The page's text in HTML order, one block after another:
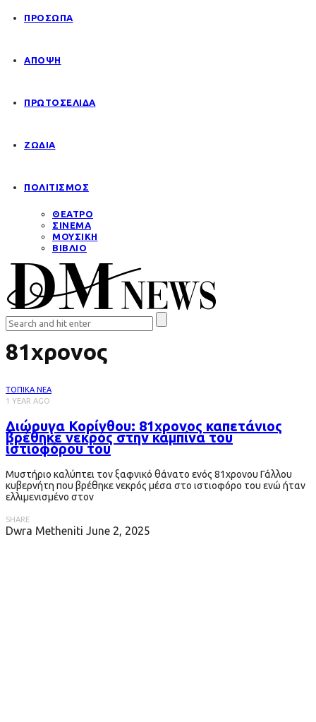
ΠΡΟΣΩΠΑ
ΑΠΟΨΗ
ΠΡΩΤΟΣΕΛΙΔΑ
ΖΩΔΙΑ
ΠΟΛΙΤΙΣΜΟΣ
ΘΕΑΤΡΟ
ΣΙΝΕΜΑ
ΜΟΥΣΙΚΗ
ΒΙΒΛΙΟ
81χρονος
ΤΟΠΙΚΑ ΝΕΑ
1 YEAR AGO
Διώρυγα Κορίνθου: 81χρονος καπετάνιος
βρέθηκε νεκρός στην καμπίνα του
ιστιοφόρου του
Μυστήριο καλύπτει τον ξαφνικό θάνατο ενός 81χρονου Γάλλου
κυβερνήτη που βρέθηκε νεκρός μέσα στο ιστιοφόρο του ενώ ήταν
ελλιμενισμένο στον
SHARE
Dwra Metheniti June 2, 2025